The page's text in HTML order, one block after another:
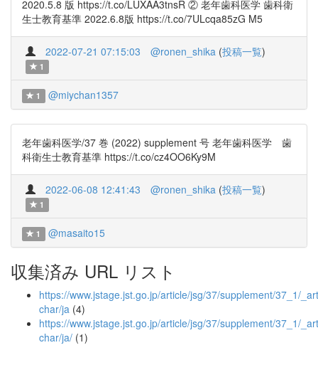
2020.5.8 版 https://t.co/LUXAA3tnsR ② 老年歯科医学 歯科衛
生士教育基準 2022.6.8版 https://t.co/7ULcqa85zG M5
2022-07-21 07:15:03 @ronen_shika (投稿一覧)
1
1 @miychan1357
老年歯科医学/37 巻 (2022) supplement 号 老年歯科医学 歯
科衛生士教育基準 https://t.co/cz4OO6Ky9M
2022-06-08 12:41:43 @ronen_shika (投稿一覧)
1
1 @masaito15
収集済み URL リスト
https://www.jstage.jst.go.jp/article/jsg/37/supplement/37_1/
char/ja (4)
https://www.jstage.jst.go.jp/article/jsg/37/supplement/37_1/
char/ja/ (1)